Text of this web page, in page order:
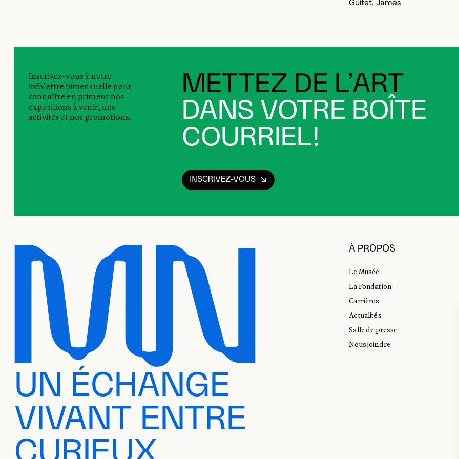
Guitet, James
METTEZ DE L’ART
DANS VOTRE BOÎTE
COURRIEL!
Inscrivez-vous à notre
infolettre bimensuelle pour
connaître en primeur nos
expositions à venir, nos
activités et nos promotions.
INSCRIVEZ-VOUS
UN ÉCHANGE
VIVANT ENTRE
À PROPOS
Le Musée
La Fondation
Carrières
Actualités
Salle de presse
Nous joindre